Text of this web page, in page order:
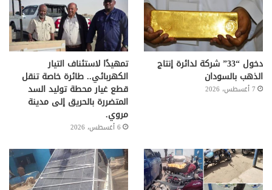
دخول “33” شركة لدائرة إنتاج
الذهب بالسودان
7 أغسطس، 2026
تمهيدًا لاستئناف التيار
الكهربائي.. طائرة خاصة تنقل
قطع غيار محطة توليد السد
المتضررة بالحريق إلى مدينة
مروي.
6 أغسطس، 2026